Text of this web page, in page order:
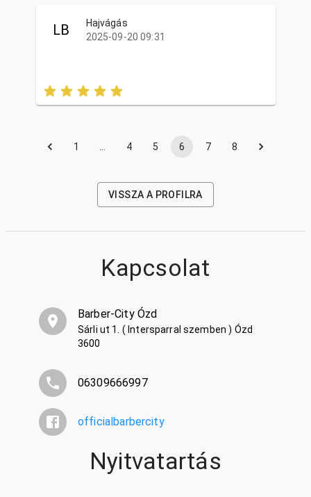
LB
Hajvágás
2025-09-20 09:31
1 … 4 5 6 7 8
VISSZA A PROFILRA
Kapcsolat
Barber-City Ózd
Sárli ut 1. ( Intersparral szemben ) Ózd
3600
06309666997
officialbarbercity
Nyitvatartás